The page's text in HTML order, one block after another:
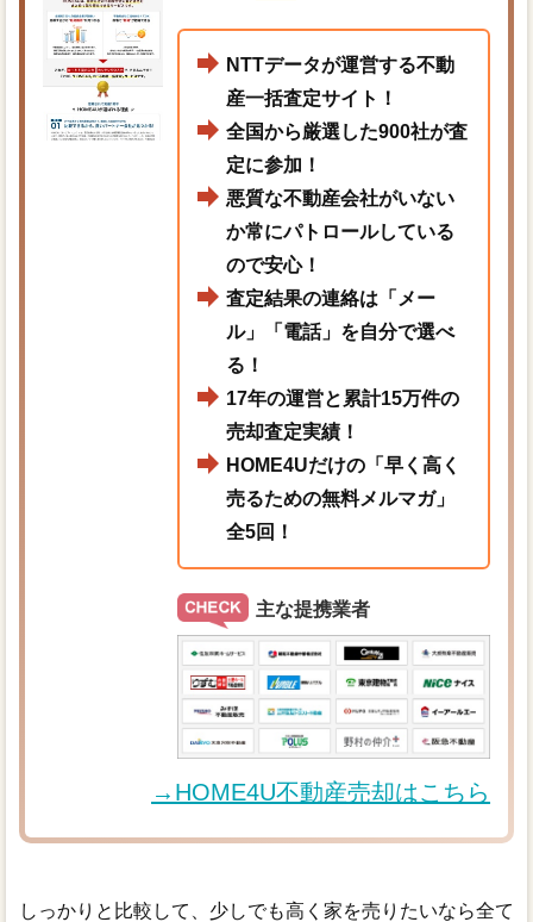
NTTデータが運営する不動
産一括査定サイト！
全国から厳選した900社が査
定に参加！
悪質な不動産会社がいない
か常にパトロールしている
ので安心！
査定結果の連絡は「メー
ル」「電話」を自分で選べ
る！
17年の運営と累計15万件の
売却査定実績！
HOME4Uだけの「早く高く
売るための無料メルマガ」
全5回！
主な提携業者
→HOME4U不動産売却はこちら
しっかりと比較して、少しでも高く家を売りたいなら全て